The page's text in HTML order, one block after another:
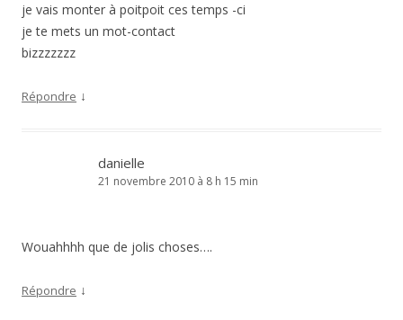
je vais monter à poitpoit ces temps -ci
je te mets un mot-contact
bizzzzzzz
Répondre ↓
danielle
21 novembre 2010 à 8 h 15 min
Wouahhhh que de jolis choses….
Répondre ↓